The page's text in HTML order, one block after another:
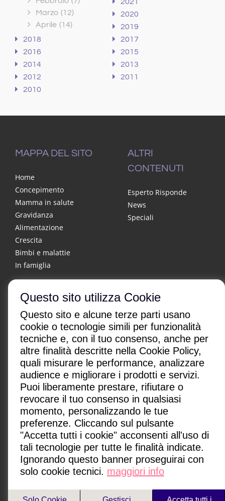
Questo sito utilizza Cookie
Questo sito e alcune terze parti usano
cookie o tecnologie simili per funzionalità
tecniche e, con il tuo consenso, anche per
altre finalità descritte nella Cookie Policy,
quali misurare le performance, analizzare
audience e migliorare i prodotti e servizi.
Puoi liberamente prestare, rifiutare o
revocare il tuo consenso in qualsiasi
momento, personalizzando le tue
preferenze. Cliccando sul pulsante
"Accetta tutti i cookie" acconsenti all'uso di
tali tecnologie per tutte le finalità indicate.
Ignorando questo banner proseguirai con
solo cookie tecnici. maggiori info
Marzo (12)
Aprile (14)
2020
2019
2018
2017
2016
2015
2014
2013
2012
2011
2010
MAPPA DEL SITO
Home
Concepimento
Mamma in salute
Gravidanza
Alimentazione
Crescita
Bimbi e malattie
In famiglia
ALTRI
CONTENUTI
Esperto Risponde
News
Speciali
CHI SONO| CONTATTI|
Condizioni di utilizzo Policy Privacy |
Advertising
Gestione cookie
Paginemediche s.r.l. SB
Via San Leonardo 26, 84131 Salerno, Italia
P.IVA: IT05418080650
redazione@paginemediche.it
Paginemamma è un sito network di